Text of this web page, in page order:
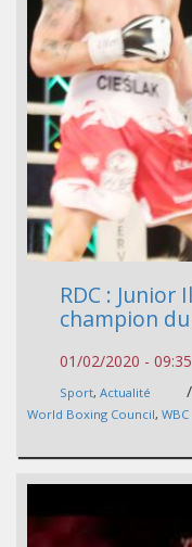
RDC : Junior
champion
01/02/2020 - 09:35
Sport, Actualité /
World Boxing Council, WBC